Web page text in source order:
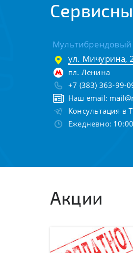
Мультибрендовый
ул. Мичурина,
пл. Ленина
+7 (383) 363-99-
Наш email:
Консультация в
Ежедневно:
Акции